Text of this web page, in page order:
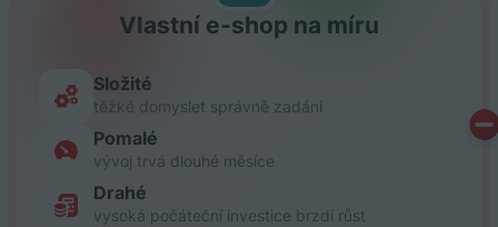
Vlastní e‑shop na míru
Složité
těžké domyslet správně zadání
Pomalé
vývoj trvá dlouhé měsíce
Drahé
vysoká počáteční investice brzdí růst